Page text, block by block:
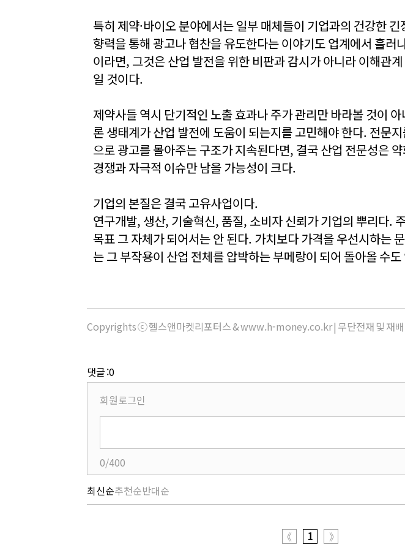
특히 제약·바이오 분야에서는 일부 매체들이 기업과의 건강한
향력을 통해 광고나 협찬을 유도한다는 이야기도 업계에서 흘러
이라면, 그것은 산업 발전을 위한 비판과 감시가 아니라 이해관
일 것이다.
제약사들 역시 단기적인 노출 효과나 주가 관리만 바라볼 것이
론 생태계가 산업 발전에 도움이 되는지를 고민해야 한다. 전문
으로 광고를 몰아주는 구조가 지속된다면, 결국 산업 전문성은
경쟁과 자극적 이슈만 남을 가능성이 크다.
기업의 본질은 결국 고유사업이다.
연구개발, 생산, 기술혁신, 품질, 소비자 신뢰가 기업의 뿌리다.
목표 그 자체가 되어서는 안 된다. 가치보다 가격을 우선시하는
는 그 부작용이 산업 전체를 압박하는 부메랑이 되어 돌아올 수도
Copyrights ⓒ 헬스앤마켓리포터스 & www.h-money.co.kr | 무단전재 및 재배
댓글 :0
회원로그인
0/400
최신순추천순반대순
《 1 》